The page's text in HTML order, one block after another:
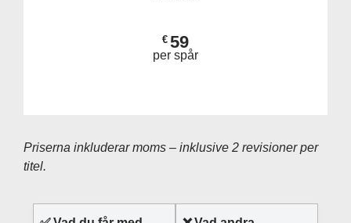
€ 59
per spår
Priserna inkluderar moms – inklusive 2 revisioner per
titel.